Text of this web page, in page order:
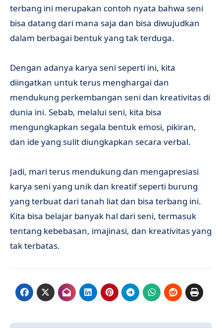
terbang ini merupakan contoh nyata bahwa seni
bisa datang dari mana saja dan bisa diwujudkan
dalam berbagai bentuk yang tak terduga.
Dengan adanya karya seni seperti ini, kita
diingatkan untuk terus menghargai dan
mendukung perkembangan seni dan kreativitas di
dunia ini. Sebab, melalui seni, kita bisa
mengungkapkan segala bentuk emosi, pikiran,
dan ide yang sulit diungkapkan secara verbal.
Jadi, mari terus mendukung dan mengapresiasi
karya seni yang unik dan kreatif seperti burung
yang terbuat dari tanah liat dan bisa terbang ini.
Kita bisa belajar banyak hal dari seni, termasuk
tentang kebebasan, imajinasi, dan kreativitas yang
tak terbatas.